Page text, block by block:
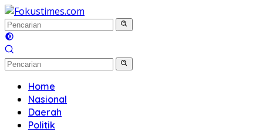
Langsung
ke
konten
Home
Nasional
Daerah
Politik